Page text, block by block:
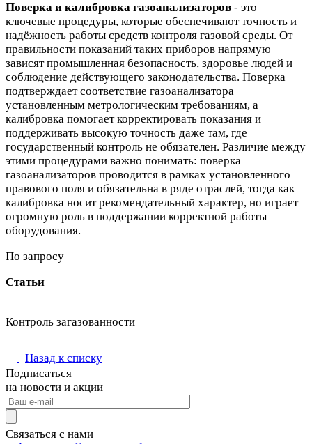
Поверка и калибровка газоанализаторов - это
ключевые процедуры, которые обеспечивают точность и
надёжность работы средств контроля газовой среды. От
правильности показаний таких приборов напрямую
зависят промышленная безопасность, здоровье людей и
соблюдение действующего законодательства. Поверка
подтверждает соответствие газоанализатора
установленным метрологическим требованиям, а
калибровка помогает корректировать показания и
поддерживать высокую точность даже там, где
государственный контроль не обязателен. Различие между
этими процедурами важно понимать: поверка
газоанализаторов проводится в рамках установленного
правового поля и обязательна в ряде отраслей, тогда как
калибровка носит рекомендательный характер, но играет
огромную роль в поддержании корректной работы
оборудования.
По запросу
Статьи
Контроль загазованности
Назад к списку
Подписаться
на новости и акции
Связаться с нами